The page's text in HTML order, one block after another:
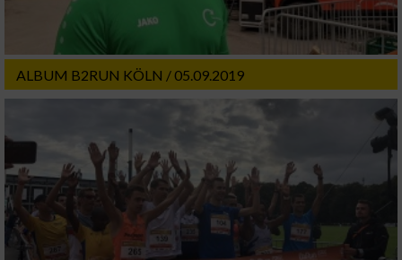
ALBUM B2RUN KÖLN / 05.09.2019
Verwendung von Profilen zur Auswahl
personalisierter Werbung
Erstellung von Profilen zur Personalisierung
von Inhalten
Verwendung von Profilen zur Auswahl
personalisierter Inhalte
Messung der Werbeleistung